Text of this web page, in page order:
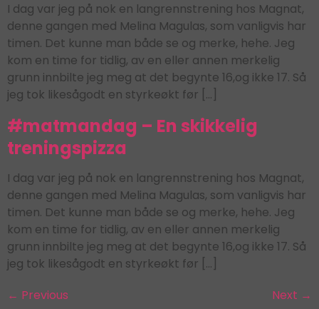
I dag var jeg på nok en langrennstrening hos Magnat,
denne gangen med Melina Magulas, som vanligvis har
timen. Det kunne man både se og merke, hehe. Jeg
kom en time for tidlig, av en eller annen merkelig
grunn innbilte jeg meg at det begynte 16,og ikke 17. Så
jeg tok likesågodt en styrkeøkt før […]
#matmandag – En skikkelig
treningspizza
I dag var jeg på nok en langrennstrening hos Magnat,
denne gangen med Melina Magulas, som vanligvis har
timen. Det kunne man både se og merke, hehe. Jeg
kom en time for tidlig, av en eller annen merkelig
grunn innbilte jeg meg at det begynte 16,og ikke 17. Så
jeg tok likesågodt en styrkeøkt før […]
← Previous Next →